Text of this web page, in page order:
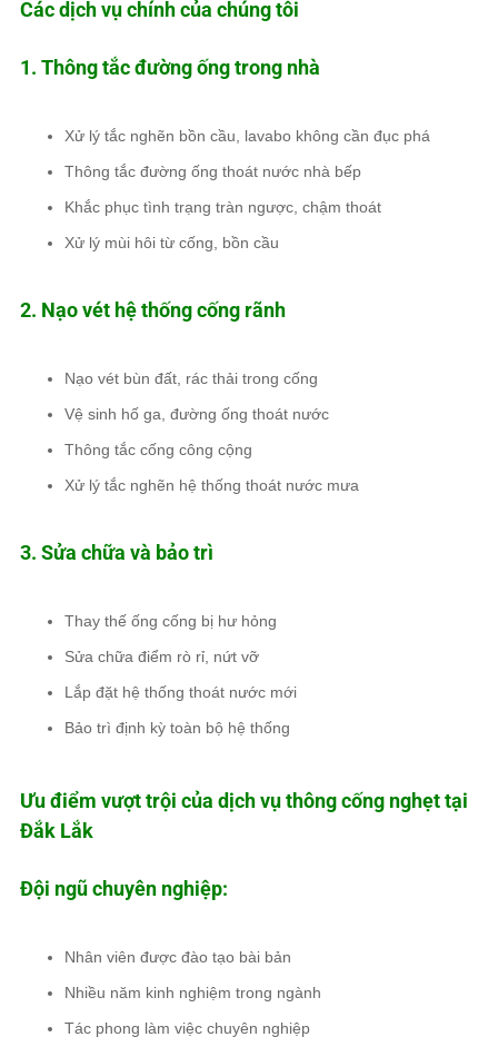
Các dịch vụ chính của chúng tôi
1. Thông tắc đường ống trong nhà
Xử lý tắc nghẽn bồn cầu, lavabo không cần đục phá
Thông tắc đường ống thoát nước nhà bếp
Khắc phục tình trạng tràn ngược, chậm thoát
Xử lý mùi hôi từ cống, bồn cầu
2. Nạo vét hệ thống cống rãnh
Nạo vét bùn đất, rác thải trong cống
Vệ sinh hố ga, đường ống thoát nước
Thông tắc cống công cộng
Xử lý tắc nghẽn hệ thống thoát nước mưa
3. Sửa chữa và bảo trì
Thay thế ống cống bị hư hỏng
Sửa chữa điểm rò rỉ, nứt vỡ
Lắp đặt hệ thống thoát nước mới
Bảo trì định kỳ toàn bộ hệ thống
Ưu điểm vượt trội của dịch vụ thông cống nghẹt tại
Đắk Lắk
Đội ngũ chuyên nghiệp:
Nhân viên được đào tạo bài bản
Nhiều năm kinh nghiệm trong ngành
Tác phong làm việc chuyên nghiệp